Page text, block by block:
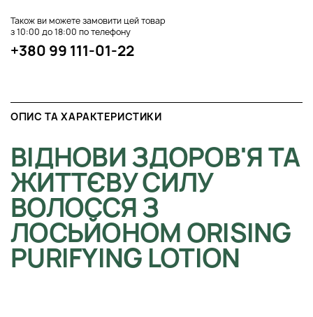
Також ви можете замовити цей товар
з 10:00 до 18:00 по телефону
+380 99 111-01-22
ОПИС ТА ХАРАКТЕРИСТИКИ
ВІДНОВИ ЗДОРОВ'Я ТА
ЖИТТЄВУ СИЛУ
ВОЛОССЯ З
ЛОСЬЙОНОМ ORISING
PURIFYING LOTION